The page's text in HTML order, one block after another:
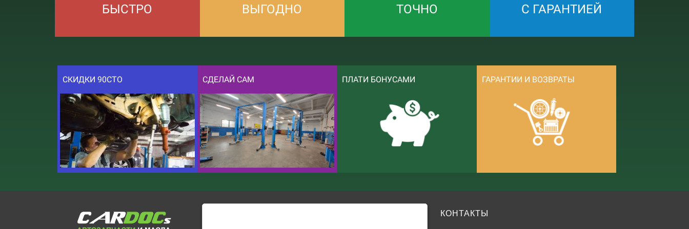
БЫСТРО ВЫГОДНО ТОЧНО С ГАРАНТИЕЙ
СКИДКИ 90СТО СДЕЛАЙ САМ ПЛАТИ БОНУСАМИ ГАРАНТИИ И ВОЗВРАТЫ
КОНТАКТЫ